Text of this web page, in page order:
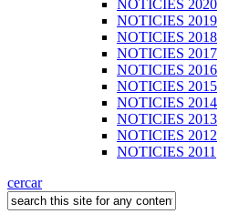
NOTÍCIES 2020
NOTICIES 2019
NOTICIES 2018
NOTICIES 2017
NOTICIES 2016
NOTICIES 2015
NOTICIES 2014
NOTICIES 2013
NOTICIES 2012
NOTICIES 2011
cercar